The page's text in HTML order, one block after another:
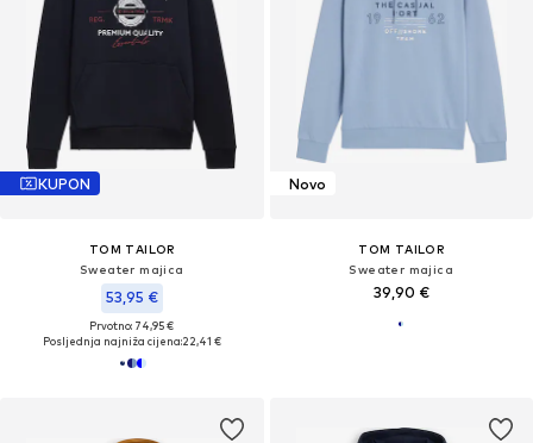
KUPON
TOM TAILOR
Sweater majica
53,95 €
Prvotno: 74,95 €
Posljednja najniža cijena:22,41 €
Novo
TOM TAILOR
Sweater majica
39,90 €